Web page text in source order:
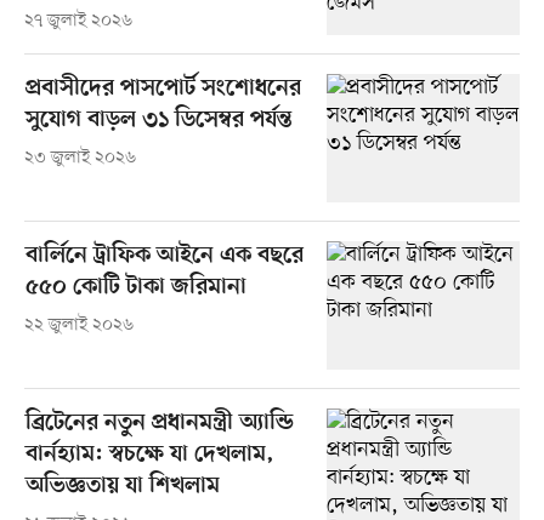
২৭ জুলাই ২০২৬
প্রবাসীদের পাসপোর্ট সংশোধনের
সুযোগ বাড়ল ৩১ ডিসেম্বর পর্যন্ত
২৩ জুলাই ২০২৬
বার্লিনে ট্রাফিক আইনে এক বছরে
৫৫০ কোটি টাকা জরিমানা
২২ জুলাই ২০২৬
ব্রিটেনের নতুন প্রধানমন্ত্রী অ্যান্ডি
বার্নহ্যাম: স্বচক্ষে যা দেখলাম,
অভিজ্ঞতায় যা শিখলাম